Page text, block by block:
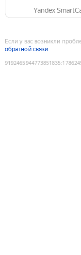
Yandex
Если у вас возникли
обратной связи
9192465944773851835: